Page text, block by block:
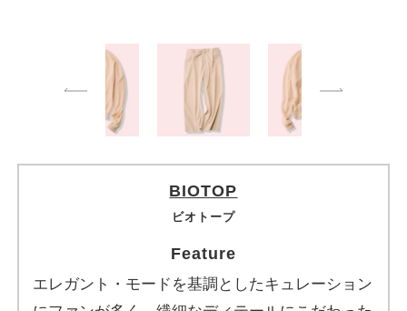
BIOTOP
ビオトープ
Feature
エレガント・モードを基調としたキュレーション